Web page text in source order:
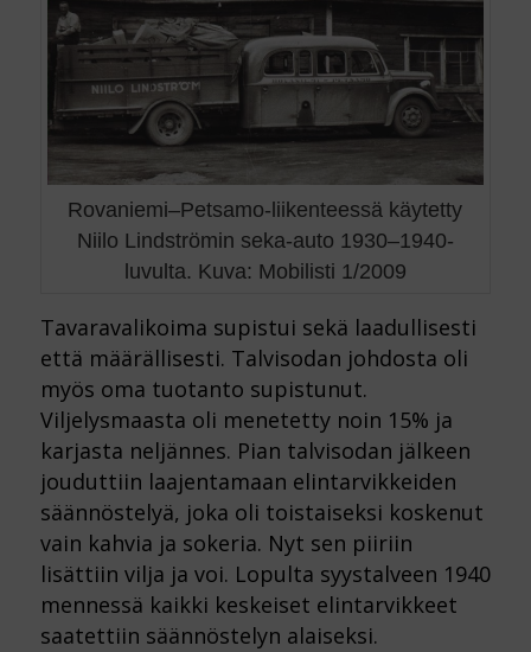
Rovaniemi–Petsamo-liikenteessä käytetty
Niilo Lindströmin seka-auto 1930–1940-
luvulta. Kuva: Mobilisti 1/2009
Tavaravalikoima supistui sekä laadullisesti
että määrällisesti. Talvisodan johdosta oli
myös oma tuotanto supistunut.
Viljelysmaasta oli menetetty noin 15% ja
karjasta neljännes. Pian talvisodan jälkeen
jouduttiin laajentamaan elintarvikkeiden
säännöstelyä, joka oli toistaiseksi koskenut
vain kahvia ja sokeria. Nyt sen piiriin
lisättiin vilja ja voi. Lopulta syystalveen 1940
mennessä kaikki keskeiset elintarvikkeet
saatettiin säännöstelyn alaiseksi.